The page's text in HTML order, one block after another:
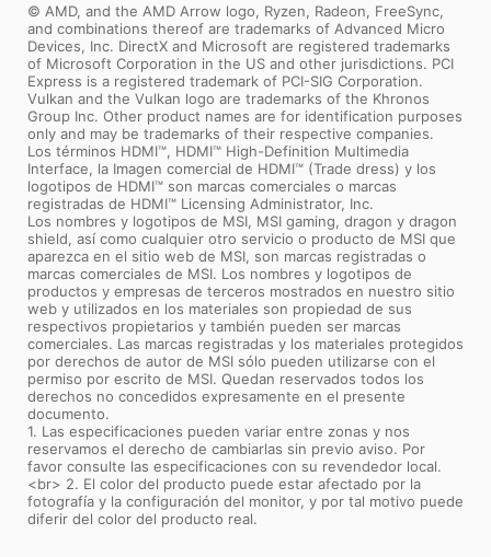
© AMD, and the AMD Arrow logo, Ryzen, Radeon, FreeSync,
and combinations thereof are trademarks of Advanced Micro
Devices, Inc. DirectX and Microsoft are registered trademarks
of Microsoft Corporation in the US and other jurisdictions. PCI
Express is a registered trademark of PCI-SIG Corporation.
Vulkan and the Vulkan logo are trademarks of the Khronos
Group Inc. Other product names are for identification purposes
only and may be trademarks of their respective companies.
Los términos HDMI™, HDMI™ High-Definition Multimedia
Interface, la Imagen comercial de HDMI™ (Trade dress) y los
logotipos de HDMI™ son marcas comerciales o marcas
registradas de HDMI™ Licensing Administrator, Inc.
Los nombres y logotipos de MSI, MSI gaming, dragon y dragon
shield, así como cualquier otro servicio o producto de MSI que
aparezca en el sitio web de MSI, son marcas registradas o
marcas comerciales de MSI. Los nombres y logotipos de
productos y empresas de terceros mostrados en nuestro sitio
web y utilizados en los materiales son propiedad de sus
respectivos propietarios y también pueden ser marcas
comerciales. Las marcas registradas y los materiales protegidos
por derechos de autor de MSI sólo pueden utilizarse con el
permiso por escrito de MSI. Quedan reservados todos los
derechos no concedidos expresamente en el presente
documento.
1. Las especificaciones pueden variar entre zonas y nos
reservamos el derecho de cambiarlas sin previo aviso. Por
favor consulte las especificaciones con su revendedor local.
<br> 2. El color del producto puede estar afectado por la
fotografía y la configuración del monitor, y por tal motivo puede
diferir del color del producto real.